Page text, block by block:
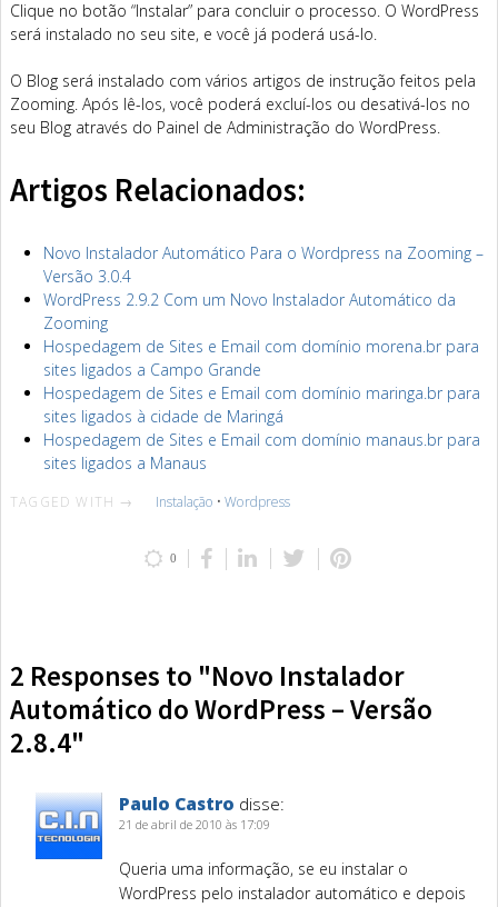
Clique no botão “Instalar” para concluir o processo. O WordPress
será instalado no seu site, e você já poderá usá-lo.
O Blog será instalado com vários artigos de instrução feitos pela
Zooming. Após lê-los, você poderá excluí-los ou desativá-los no
seu Blog através do Painel de Administração do WordPress.
Artigos Relacionados:
Novo Instalador Automático Para o Wordpress na Zooming –
Versão 3.0.4
WordPress 2.9.2 Com um Novo Instalador Automático da
Zooming
Hospedagem de Sites e Email com domínio morena.br para
sites ligados a Campo Grande
Hospedagem de Sites e Email com domínio maringa.br para
sites ligados à cidade de Maringá
Hospedagem de Sites e Email com domínio manaus.br para
sites ligados a Manaus
TAGGED WITH → Instalação • Wordpress
0
2 Responses to "Novo Instalador
Automático do WordPress – Versão
2.8.4"
Paulo Castro disse:
21 de abril de 2010 às 17:09
Queria uma informação, se eu instalar o
WordPress pelo instalador automático e depois